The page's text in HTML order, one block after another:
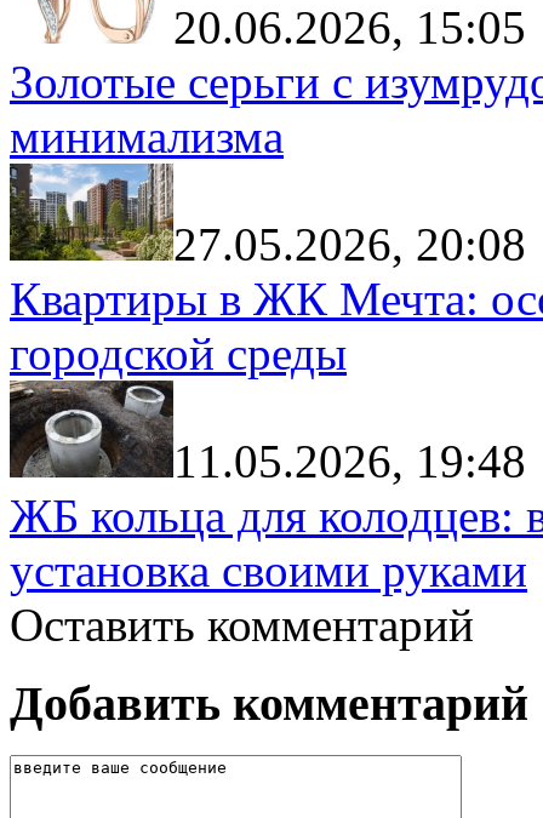
20.06.2026, 15:05
Золотые серьги с
минимализма
27.05.2026, 20:08
Квартиры в ЖК Мечта:
городской среды
11.05.2026, 19:48
ЖБ кольца для
установка своими руками
Оставить комментарий
Добавить комментарий